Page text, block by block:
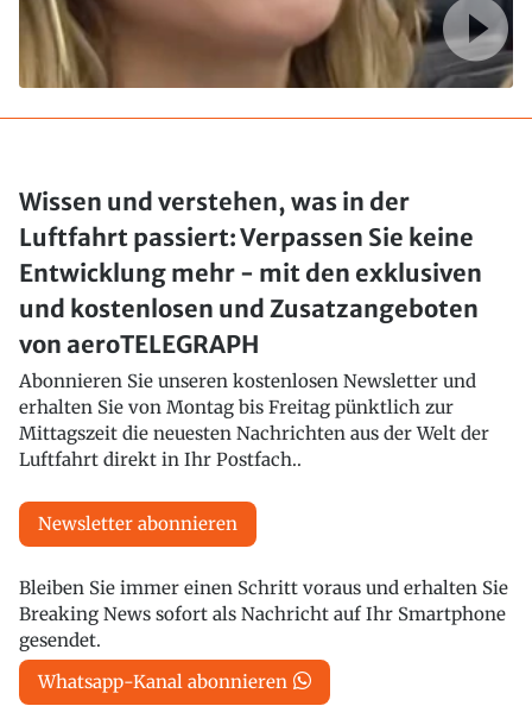
Wissen und verstehen, was in der
Luftfahrt passiert: Verpassen Sie keine
Entwicklung mehr - mit den exklusiven
und kostenlosen und Zusatzangeboten
von aeroTELEGRAPH
Abonnieren Sie unseren kostenlosen Newsletter und
erhalten Sie von Montag bis Freitag pünktlich zur
Mittagszeit die neuesten Nachrichten aus der Welt der
Luftfahrt direkt in Ihr Postfach..
Newsletter abonnieren
Bleiben Sie immer einen Schritt voraus und erhalten Sie
Breaking News sofort als Nachricht auf Ihr Smartphone
gesendet.
Whatsapp-Kanal abonnieren